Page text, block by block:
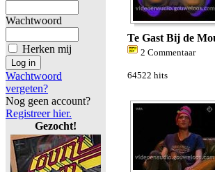
Wachtwoord
Herken mij
Wachtwoord
vergeten?
Nog geen account?
Registreer hier.
Gezocht!
Te Gast Bij de
2 Commentaar
64522 hits